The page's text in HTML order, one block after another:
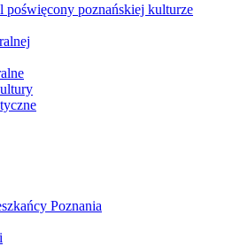
poświęcony poznańskiej kulturze
Poznania